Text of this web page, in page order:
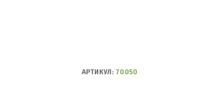
АРТИКУЛ:70050